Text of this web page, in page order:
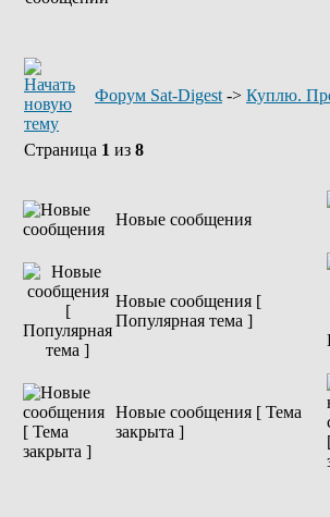
Форум Sat-Digest -> Куплю.
Страница 1 из 8
Новые сообщения
Новые сообщения [
Популярная тема ]
Новые сообщения [ Тема
закрыта ]